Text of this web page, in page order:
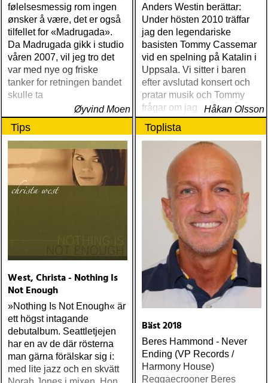
følelsesmessig rom ingen
ønsker å være, det er også
tilfellet for «Madrugada».
Da Madrugada gikk i studio
våren 2007, vil jeg tro det
var med nye og friske
tanker for retningen bandet
skulle ta
Øyvind Moen
Anders Westin berättar:
Under hösten 2010 träffar
jag den legendariske
basisten Tommy Cassemar
vid en spelning på Katalin i
Uppsala. Vi sitter i baren
efter avslutad konsert och
pratar musik och Tommy
frågar om jag spelar något
instrument
Håkan Olsson
Tips
West, Christa - Nothing Is
Not Enough
»Nothing Is Not Enough« är
ett högst intagande
debutalbum. Seattletjejen
har en av de där rösterna
man gärna förälskar sig i:
med lite jazz och en skvätt
Toplista
Bäst 2018
Beres Hammond - Never
Ending (VP Records /
Harmony House)
Reggaecrooner Beres